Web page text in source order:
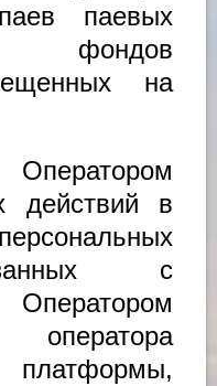
паевых
фондов
на
действий в
с